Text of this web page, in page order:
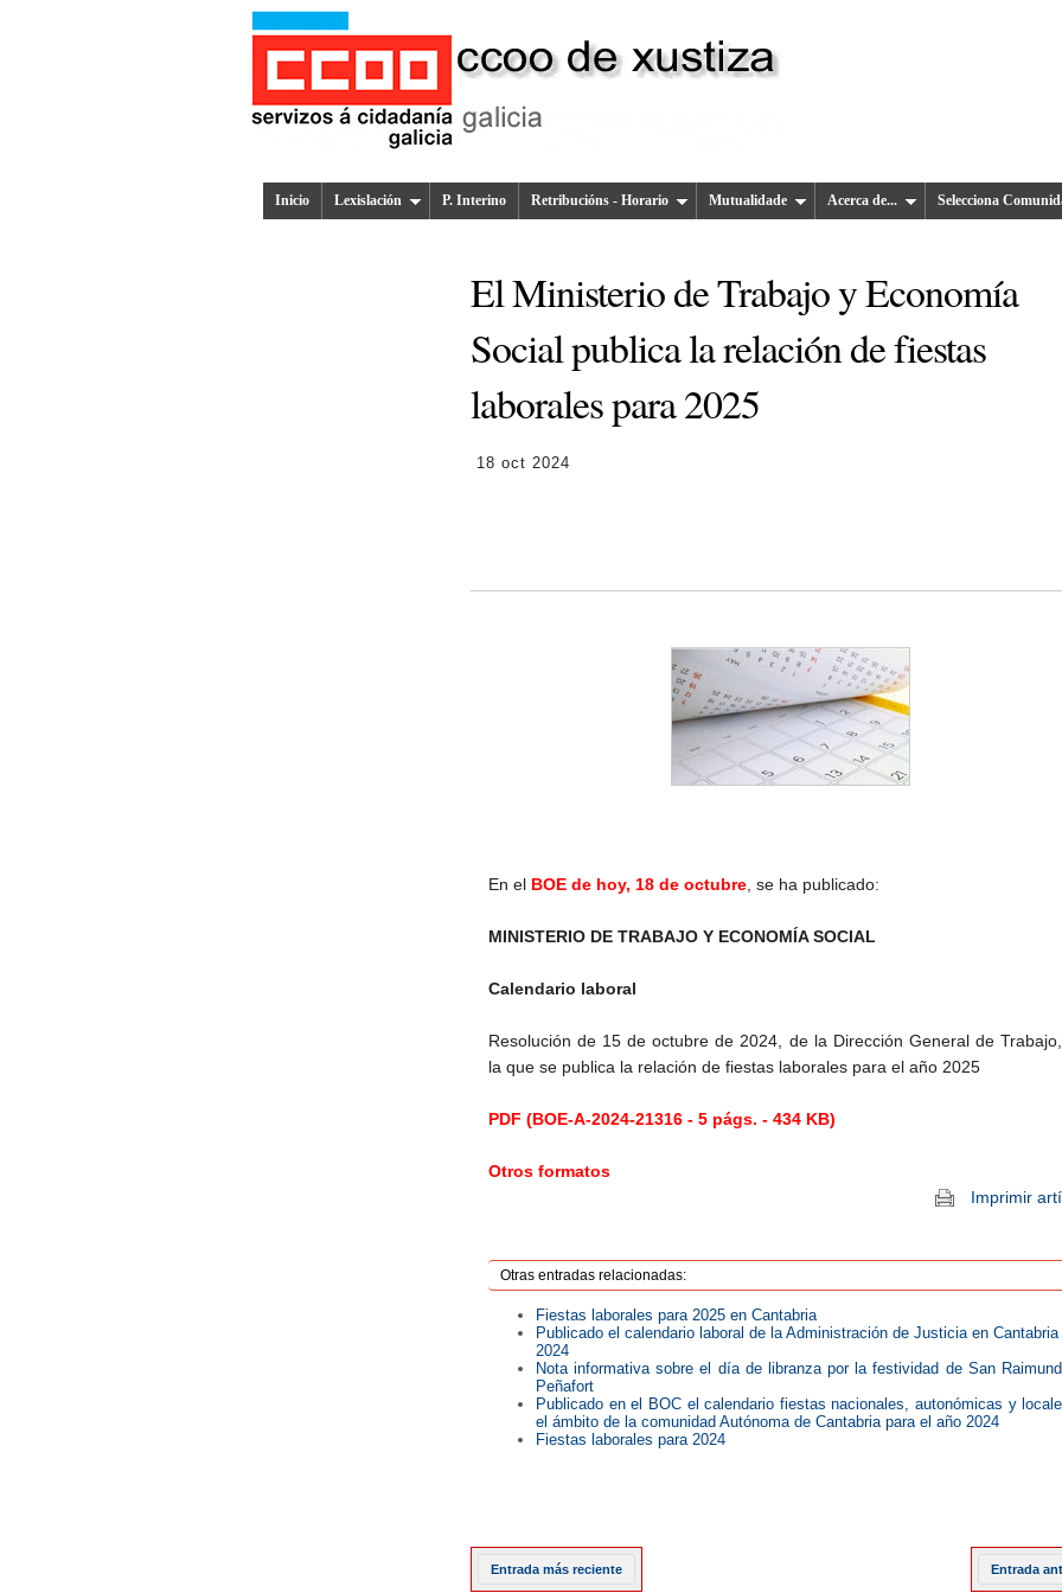
Inicio Lexislación P. Interino Retribucións - Horario Mutualidade Acerca de... Selecciona
El Ministerio de Trabajo y Economía
Social publica la relación de fiestas
laborales para 2025
18 oct 2024
En el BOE de hoy, 18 de octubre , se ha publicado:
MINISTERIO DE TRABAJO Y ECONOMÍA SOCIAL
Calendario laboral
Resolución de 15 de octubre de 2024, de la Dirección General de
la que se publica la relación de fiestas laborales para el año 2025
PDF (BOE-A-2024-21316 - 5 págs. - 434 KB)
Otros formatos
Imprimir
Otras entradas relacionadas:
Fiestas laborales para 2025 en Cantabria
Publicado el calendario laboral de la Administración de Justicia en Cantabria
2024
Nota informativa sobre el día de libranza por la festividad de San
Peñafort
Publicado en el BOC el calendario fiestas nacionales, autonómicas y
el ámbito de la comunidad Autónoma de Cantabria para el año 2024
Fiestas laborales para 2024
Entrada más reciente Entrada